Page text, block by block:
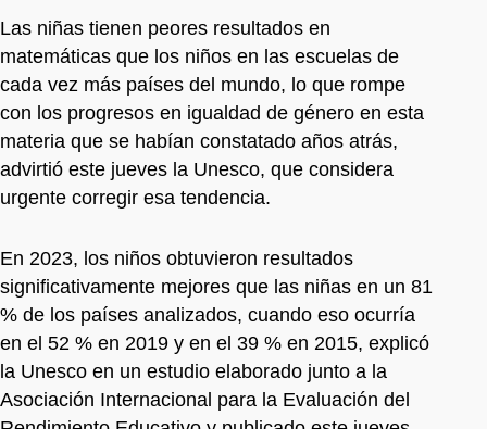
Las niñas tienen peores resultados en
matemáticas que los niños en las escuelas de
cada vez más países del mundo, lo que rompe
con los progresos en igualdad de género en esta
materia que se habían constatado años atrás,
advirtió este jueves la Unesco, que considera
urgente corregir esa tendencia.
En 2023, los niños obtuvieron resultados
significativamente mejores que las niñas en un 81
% de los países analizados, cuando eso ocurría
en el 52 % en 2019 y en el 39 % en 2015, explicó
la Unesco en un estudio elaborado junto a la
Asociación Internacional para la Evaluación del